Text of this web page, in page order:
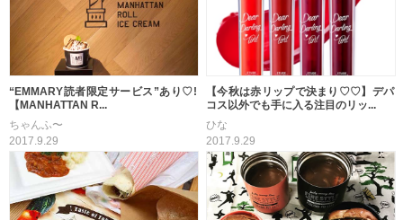
“EMMARY読者限定サービス”あり♡!
【MANHATTAN R...
ちゃんふ〜
2017.9.29
【今秋は赤リップで決まり♡♡】デパ
コス以外でも手に入る注目のリッ...
ひな
2017.9.29